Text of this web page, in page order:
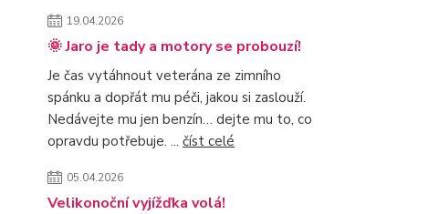
19.04.2026
🌞 Jaro je tady a motory se probouzí!
Je čas vytáhnout veterána ze zimního
spánku a dopřát mu péči, jakou si zaslouží.
Nedávejte mu jen benzín… dejte mu to, co
opravdu potřebuje. ... číst celé
05.04.2026
Velikonoční vyjížďka volá!